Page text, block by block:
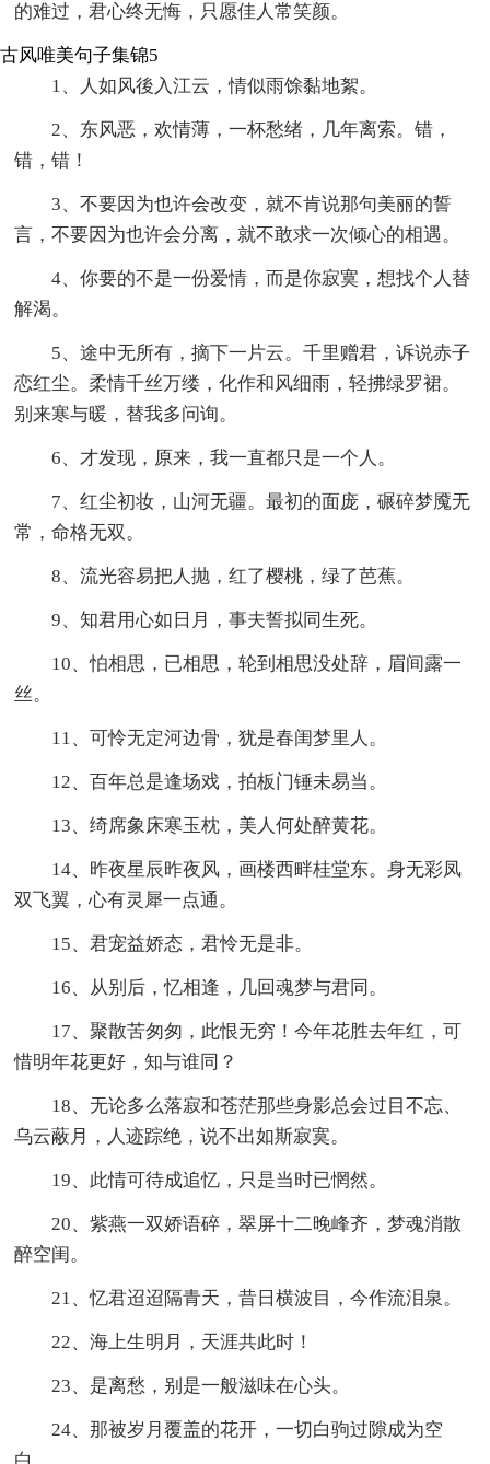
的难过，君心终无悔，只愿佳人常笑颜。
古风唯美句子集锦5
1、人如风後入江云，情似雨馀黏地絮。
2、东风恶，欢情薄，一杯愁绪，几年离索。错，
错，错！
3、不要因为也许会改变，就不肯说那句美丽的誓
言，不要因为也许会分离，就不敢求一次倾心的相遇。
4、你要的不是一份爱情，而是你寂寞，想找个人替
解渴。
5、途中无所有，摘下一片云。千里赠君，诉说赤子
恋红尘。柔情千丝万缕，化作和风细雨，轻拂绿罗裙。
别来寒与暖，替我多问询。
6、才发现，原来，我一直都只是一个人。
7、红尘初妆，山河无疆。最初的面庞，碾碎梦魇无
常，命格无双。
8、流光容易把人抛，红了樱桃，绿了芭蕉。
9、知君用心如日月，事夫誓拟同生死。
10、怕相思，已相思，轮到相思没处辞，眉间露一
丝。
11、可怜无定河边骨，犹是春闺梦里人。
12、百年总是逢场戏，拍板门锤未易当。
13、绮席象床寒玉枕，美人何处醉黄花。
14、昨夜星辰昨夜风，画楼西畔桂堂东。身无彩凤
双飞翼，心有灵犀一点通。
15、君宠益娇态，君怜无是非。
16、从别后，忆相逢，几回魂梦与君同。
17、聚散苦匆匆，此恨无穷！今年花胜去年红，可
惜明年花更好，知与谁同？
18、无论多么落寂和苍茫那些身影总会过目不忘、
乌云蔽月，人迹踪绝，说不出如斯寂寞。
19、此情可待成追忆，只是当时已惘然。
20、紫燕一双娇语碎，翠屏十二晚峰齐，梦魂消散
醉空闺。
21、忆君迢迢隔青天，昔日横波目，今作流泪泉。
22、海上生明月，天涯共此时！
23、是离愁，别是一般滋味在心头。
24、那被岁月覆盖的花开，一切白驹过隙成为空